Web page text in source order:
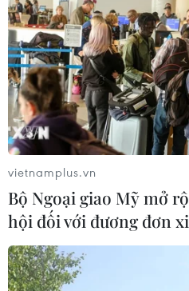
vietnamplus.vn
Bộ Ngoại giao Mỹ mở
hội đối với đương đơn